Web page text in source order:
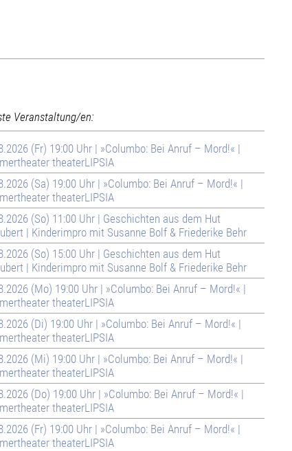
Veranstaltung/en:
(Fr) 19:00 Uhr | »Columbo: Bei Anruf – Mord!« |
theaterLIPSIA
(Sa) 19:00 Uhr | »Columbo: Bei Anruf – Mord!« |
theaterLIPSIA
(So) 11:00 Uhr | Geschichten aus dem Hut
| Kinderimpro mit Susanne Bolf & Friederike Behr
(So) 15:00 Uhr | Geschichten aus dem Hut
| Kinderimpro mit Susanne Bolf & Friederike Behr
(Mo) 19:00 Uhr | »Columbo: Bei Anruf – Mord!« |
theaterLIPSIA
(Di) 19:00 Uhr | »Columbo: Bei Anruf – Mord!« |
theaterLIPSIA
(Mi) 19:00 Uhr | »Columbo: Bei Anruf – Mord!« |
theaterLIPSIA
(Do) 19:00 Uhr | »Columbo: Bei Anruf – Mord!« |
theaterLIPSIA
(Fr) 19:00 Uhr | »Columbo: Bei Anruf – Mord!« |
theaterLIPSIA